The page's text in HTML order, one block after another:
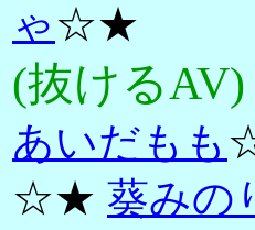
ゃ☆★
(抜けるAV)
あいだもも
☆★ 葵みの